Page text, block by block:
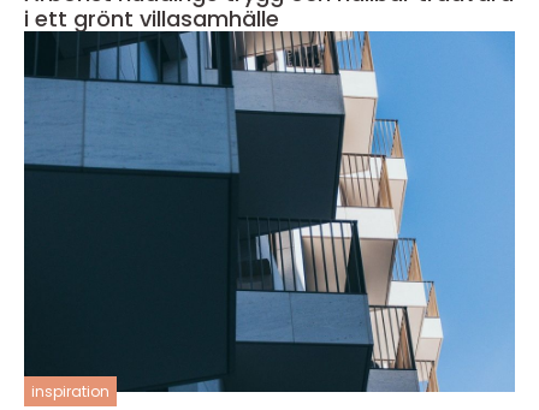
i ett grönt villasamhälle
inspiration